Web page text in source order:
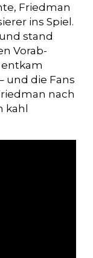
Friedman
ins Spiel.
stand
Vorab-
entkam
und die Fans
nach
kahl